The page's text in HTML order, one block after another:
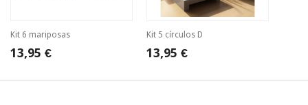
Kit 6 mariposas
13,95 €
Kit 5 círculos D
13,95 €